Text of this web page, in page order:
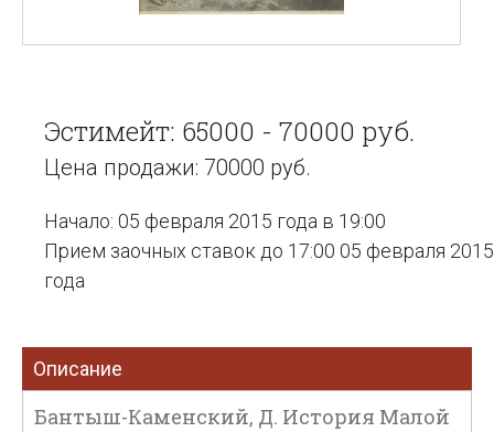
Эстимейт: 65000 - 70000 руб.
Цена продажи: 70000 руб.
Начало: 05 февраля 2015 года в 19:00
Прием заочных ставок до 17:00 05 февраля 2015
года
Описание
Бантыш-Каменский, Д. История Малой